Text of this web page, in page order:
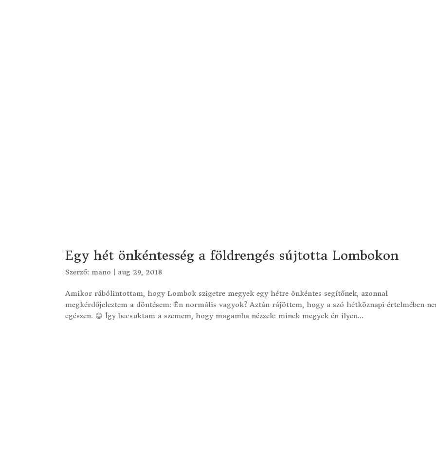
Egy hét önkéntesség a földrengés sújtotta Lombokon
Szerző: mano aug 29, 2018
Amikor rábólintottam, hogy Lombok szigetre megyek egy hétre önkéntes segítőnek, azonnal
megkérdőjeleztem a döntésem: Én normális vagyok? Aztán rájöttem, hogy a szó hétköznapi értelmében
egészen. 😀 Így becsuktam a szemem, hogy magamba nézzek: minek megyek én ilyen...